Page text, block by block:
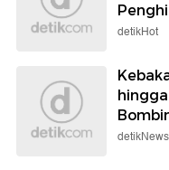
detikHot
detikNews